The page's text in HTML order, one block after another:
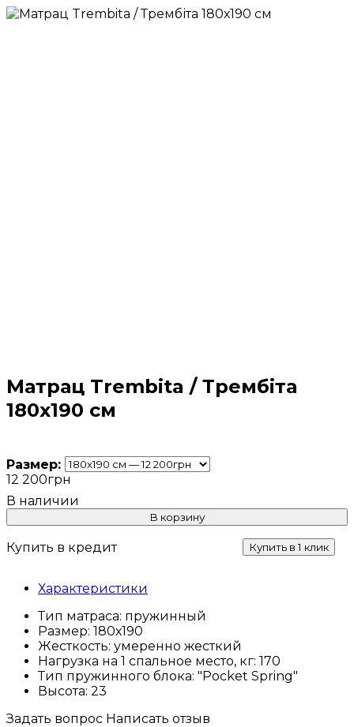
Матрац Trembita / Трембіта
180х190 см
Размер:
12 200грн
В корзину
Купить в кредит Купить в 1 клик
Характеристики
Тип матраса: пружинный
Размер: 180х190
Жесткость: умеренно жесткий
Нагрузка на 1 спальное место, кг: 170
Тип пружинного блока: "Pocket Spring"
Высота: 23
Задать вопрос Написать отзыв